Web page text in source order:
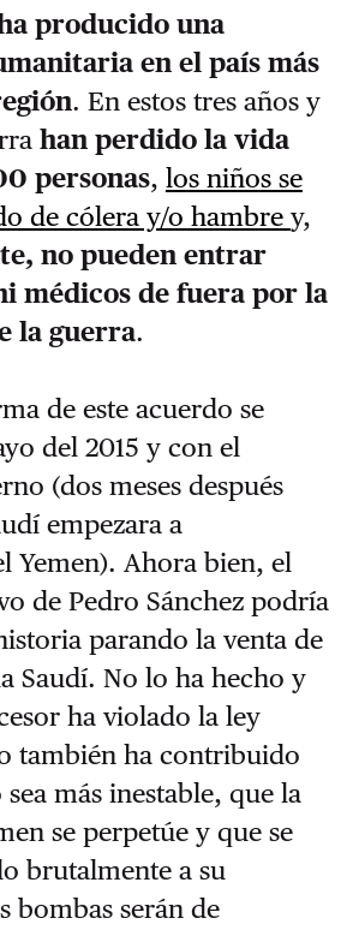
producido una
en el país más
. En estos tres años y
han perdido la vida
personas, los niños se
de cólera y/o hambre y,
no pueden entrar
médicos de fuera por la
la guerra.
de este acuerdo se
del 2015 y con el
(dos meses después
empezara a
Yemen). Ahora bien, el
de Pedro Sánchez podría
parando la venta de
Saudí. No lo ha hecho y
ha violado la ley
también ha contribuido
más inestable, que la
se perpetúe y que se
brutalmente a su
bombas serán de